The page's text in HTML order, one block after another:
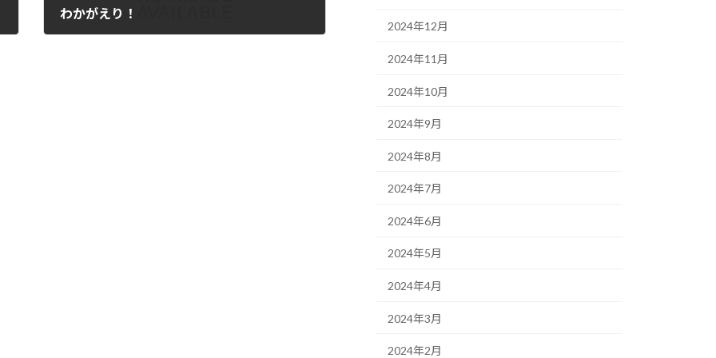
わかがえり！
2024年12月
2024年11月
2024年10月
2024年9月
2024年8月
2024年7月
2024年6月
2024年5月
2024年4月
2024年3月
2024年2月